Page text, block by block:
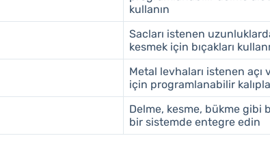
kullanın
Sacları istenen
kesmek için bıçakları
Metal levhaları istenen
için programlanabilir
Delme, kesme, bükme gibi
bir sistemde entegre edin